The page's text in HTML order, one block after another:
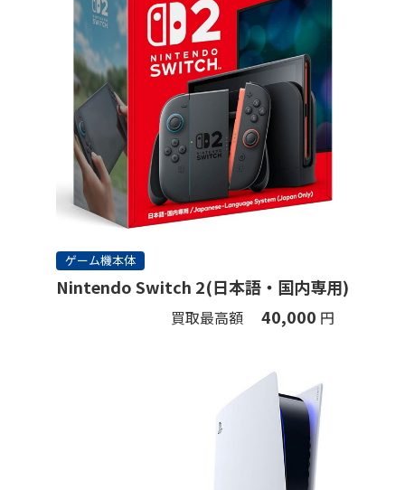
ゲーム機本体
Nintendo Switch 2(日本語・国内専用)
買取最高額 40,000 円